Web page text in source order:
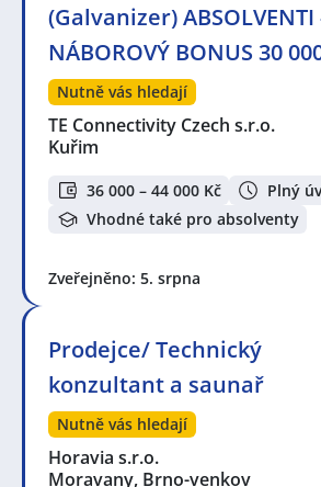
(Galvanizer) ABSOLVENTI
NÁBOROVÝ BONUS 30
Nutně vás hledají
TE Connectivity Czech s.r.o.
Kuřim
36 000 – 44 000 Kč
Plný
Vhodné také pro absolventy
Zveřejněno: 5. srpna
Prodejce/ Technický
konzultant a saunař
Nutně vás hledají
Horavia s.r.o.
Moravany, Brno-venkov